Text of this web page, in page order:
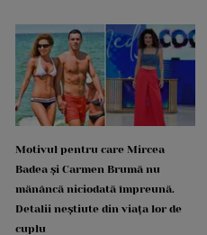
Motivul pentru care Mircea
Badea și Carmen Brumă nu
mănâncă niciodată împreună.
Detalii neștiute din viața lor de
cuplu